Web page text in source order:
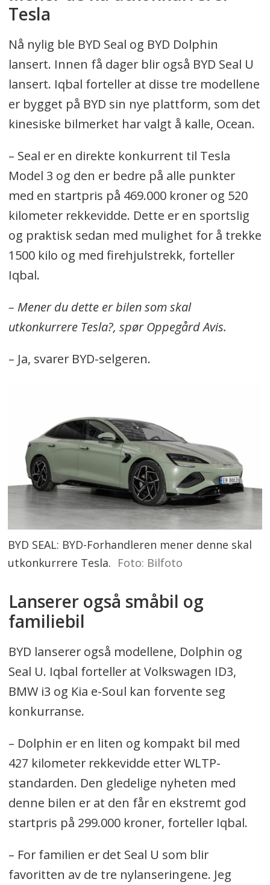
Tesla
Nå nylig ble BYD Seal og BYD Dolphin
lansert. Innen få dager blir også BYD Seal U
lansert. Iqbal forteller at disse tre modellene
er bygget på BYD sin nye plattform, som det
kinesiske bilmerket har valgt å kalle, Ocean.
– Seal er en direkte konkurrent til Tesla
Model 3 og den er bedre på alle punkter
med en startpris på 469.000 kroner og 520
kilometer rekkevidde. Dette er en sportslig
og praktisk sedan med mulighet for å trekke
1500 kilo og med firehjulstrekk, forteller
Iqbal.
– Mener du dette er bilen som skal
utkonkurrere Tesla?, spør Oppegård Avis.
– Ja, svarer BYD-selgeren.
BYD SEAL: BYD-Forhandleren mener denne skal
utkonkurrere Tesla. Foto: Bilfoto
Lanserer også småbil og
familiebil
BYD lanserer også modellene, Dolphin og
Seal U. Iqbal forteller at Volkswagen ID3,
BMW i3 og Kia e-Soul kan forvente seg
konkurranse.
– Dolphin er en liten og kompakt bil med
427 kilometer rekkevidde etter WLTP-
standarden. Den gledelige nyheten med
denne bilen er at den får en ekstremt god
startpris på 299.000 kroner, forteller Iqbal.
– For familien er det Seal U som blir
favoritten av de tre nylanseringene. Jeg